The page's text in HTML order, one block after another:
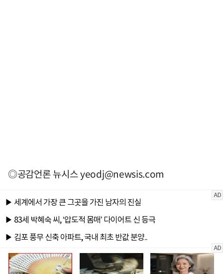
◎공감언론 뉴시스yeodj@newsis.com